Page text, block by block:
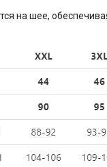
на шее,